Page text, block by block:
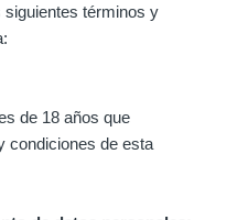
términos y
de 18 años que
condiciones de esta